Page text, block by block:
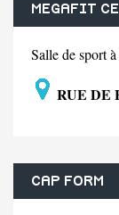
MEGAFIT
Salle de sport
RUE DE
CAP FORM